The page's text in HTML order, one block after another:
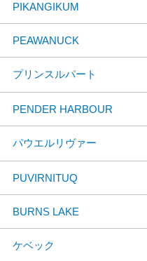
PIKANGIKUM
PEAWANUCK
プリンスルパート
PENDER HARBOUR
パウエルリヴァー
PUVIRNITUQ
BURNS LAKE
ケベック